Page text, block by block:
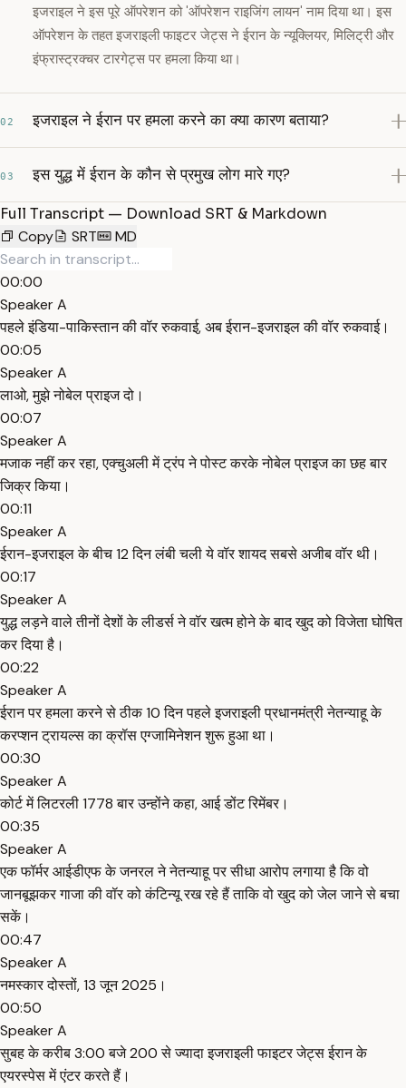
इजराइल ने इस पूरे ऑपरेशन को 'ऑपरेशन राइजिंग लायन' नाम दिया था। इस
ऑपरेशन के तहत इजराइली फाइटर जेट्स ने ईरान के न्यूक्लियर, मिलिट्री और
इंफ्रास्ट्रक्चर टारगेट्स पर हमला किया था।
02 इजराइल ने ईरान पर हमला करने का क्या कारण बताया?
03 इस युद्ध में ईरान के कौन से प्रमुख लोग मारे गए?
Full Transcript — Download SRT & Markdown
Copy
SRT MD
00:00
Speaker A
पहले इंडिया-पाकिस्तान की वॉर रुकवाई, अब ईरान-इजराइल की वॉर रुकवाई।
00:05
Speaker A
लाओ, मुझे नोबेल प्राइज दो।
00:07
Speaker A
मजाक नहीं कर रहा, एक्चुअली में ट्रंप ने पोस्ट करके नोबेल प्राइज का छह बार
जिक्र किया।
00:11
Speaker A
ईरान-इजराइल के बीच 12 दिन लंबी चली ये वॉर शायद सबसे अजीब वॉर थी।
00:17
Speaker A
युद्ध लड़ने वाले तीनों देशों के लीडर्स ने वॉर खत्म होने के बाद खुद को विजेता घोषित
कर दिया है।
00:22
Speaker A
ईरान पर हमला करने से ठीक 10 दिन पहले इजराइली प्रधानमंत्री नेतन्याहू के
करप्शन ट्रायल्स का क्रॉस एग्जामिनेशन शुरू हुआ था।
00:30
Speaker A
कोर्ट में लिटरली 1778 बार उन्होंने कहा, आई डोंट रिमेंबर।
00:35
Speaker A
एक फॉर्मर आईडीएफ के जनरल ने नेतन्याहू पर सीधा आरोप लगाया है कि वो
जानबूझकर गाजा की वॉर को कंटिन्यू रख रहे हैं ताकि वो खुद को जेल जाने से बचा
सकें।
00:47
Speaker A
नमस्कार दोस्तों, 13 जून 2025।
00:50
Speaker A
सुबह के करीब 3:00 बजे 200 से ज्यादा इजराइली फाइटर जेट्स ईरान के
एयरस्पेस में एंटर करते हैं।